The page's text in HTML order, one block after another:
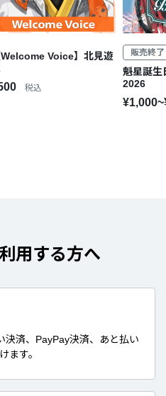
Welcome Voice】北見遊
税込
販売終了
魁星誕生
2026
用する方へ
決済、PayPay決済、あと払い
ます。